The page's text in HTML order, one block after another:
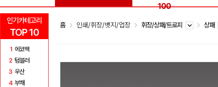
인기카테고리
TOP 10
1 에코백
2 텀블러
3 우산
4 부채
100
홈 인쇄/휘장/뱃지/업장 휘장/상패/트로피 상패